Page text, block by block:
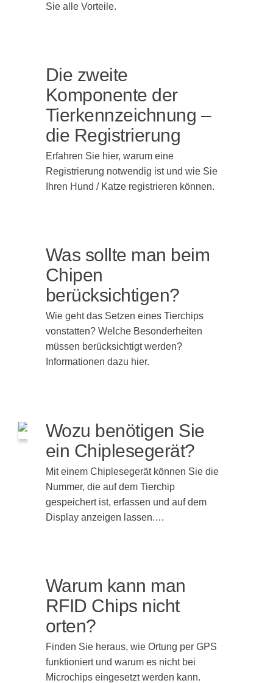
Sie alle Vorteile.
Die zweite
Komponente der
Tierkennzeichnung –
die Registrierung
Erfahren Sie hier, warum eine
Registrierung notwendig ist und wie Sie
Ihren Hund / Katze registrieren können.
Was sollte man beim
Chipen
berücksichtigen?
Wie geht das Setzen eines Tierchips
vonstatten? Welche Besonderheiten
müssen berücksichtigt werden?
Informationen dazu hier.
Wozu benötigen Sie
ein Chiplesegerät?
Mit einem Chiplesegerät können Sie die
Nummer, die auf dem Tierchip
gespeichert ist, erfassen und auf dem
Display anzeigen lassen.…
Warum kann man
RFID Chips nicht
orten?
Finden Sie heraus, wie Ortung per GPS
funktioniert und warum es nicht bei
Microchips eingesetzt werden kann.